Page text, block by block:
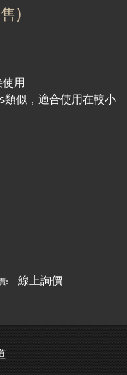
)
用
似，適合使用在較小
: 線上詢價